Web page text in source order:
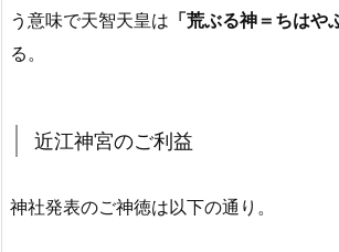
う意味で天智天皇は 「荒ぶる神＝ちはや
る。
近江神宮のご利益
神社発表のご神徳は以下の通り。